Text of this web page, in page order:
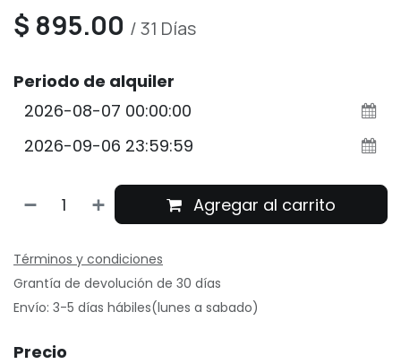
$ 895.00 /31 Días
Periodo de alquiler
Agregar al carrito
Términos y condiciones
Grantía de devolución de 30 días
Envío: 3-5 días hábiles(lunes a sabado)
Precio